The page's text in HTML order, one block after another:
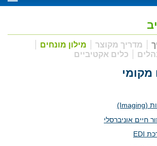
מדריך מקוצר
מילון מונחים
כלים אקטיביים
מקומי
(Imaging)
חיים אוניברסלי
EDI